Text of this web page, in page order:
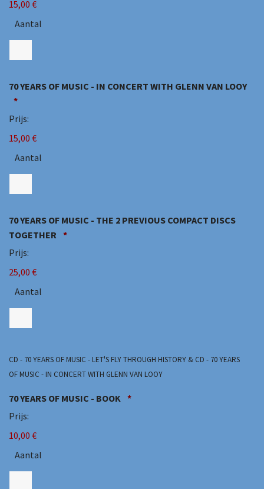
15,00 €
Aantal
70 YEARS OF MUSIC - IN CONCERT WITH GLENN VAN LOOY
*
Prijs:
15,00 €
Aantal
70 YEARS OF MUSIC - THE 2 PREVIOUS COMPACT DISCS
TOGETHER Aantal
*
Prijs:
25,00 €
Aantal
CD - 70 YEARS OF MUSIC - LET'S FLY THROUGH HISTORY & CD - 70 YEARS
OF MUSIC - IN CONCERT WITH GLENN VAN LOOY
70 YEARS OF MUSIC - BOOK Aantal
*
Prijs:
10,00 €
Aantal